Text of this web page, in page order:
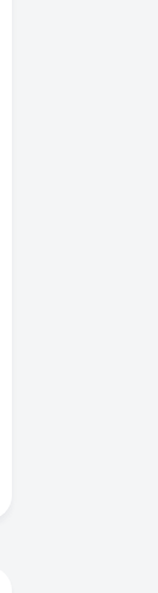
link
share link